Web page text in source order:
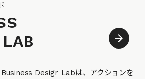
Business Design Labは、アクションを